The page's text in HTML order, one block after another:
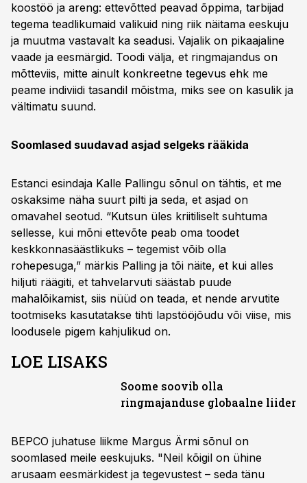
koostöö ja areng: ettevõtted peavad õppima, tarbijad
tegema teadlikumaid valikuid ning riik näitama eeskuju
ja muutma vastavalt ka seadusi. Vajalik on pikaajaline
vaade ja eesmärgid. Toodi välja, et ringmajandus on
mõtteviis, mitte ainult konkreetne tegevus ehk me
peame indiviidi tasandil mõistma, miks see on kasulik ja
vältimatu suund.
Soomlased suudavad asjad selgeks rääkida
Estanci esindaja Kalle Pallingu sõnul on tähtis, et me
oskaksime näha suurt pilti ja seda, et asjad on
omavahel seotud. “Kutsun üles kriitiliselt suhtuma
sellesse, kui mõni ettevõte peab oma toodet
keskkonnasäästlikuks – tegemist võib olla
rohepesuga,” märkis Palling ja tõi näite, et kui alles
hiljuti räägiti, et tahvelarvuti säästab puude
mahalõikamist, siis nüüd on teada, et nende arvutite
tootmiseks kasutatakse tihti lapstööjõudu või viise, mis
loodusele pigem kahjulikud on.
LOE LISAKS
Soome soovib olla
ringmajanduse globaalne liider
BEPCO juhatuse liikme Margus Ärmi sõnul on
soomlased meile eeskujuks. "Neil kõigil on ühine
arusaam eesmärkidest ja tegevustest – seda tänu